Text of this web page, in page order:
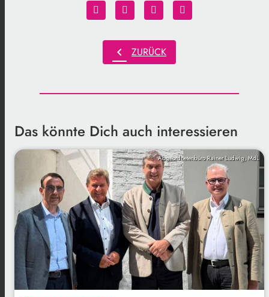
chevron_left ZURÜCK
Das könnte Dich auch interessieren
Abgeordnetenbüro Rainer Ludwig, MdL